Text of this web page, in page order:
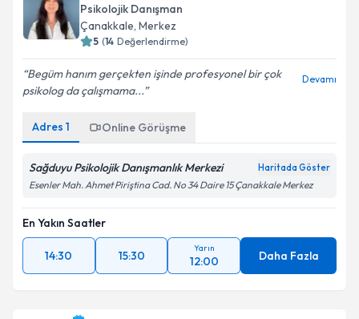
Psikolojik Danışman
Çanakkale, Merkez
5 (14 Değerlendirme)
Begüm hanım gerçekten işinde profesyonel bir çok
psikolog da çalışmama...
Devamı
Adres 1 Online Görüşme
Sağduyu Psikolojik Danışmanlık Merkezi Haritada Göster
Esenler Mah. Ahmet Piriştina Cad. No 34 Daire 15 Çanakkale Merkez
En Yakın Saatler
14:30 15:30
Yarın
12:00 Daha Fazla